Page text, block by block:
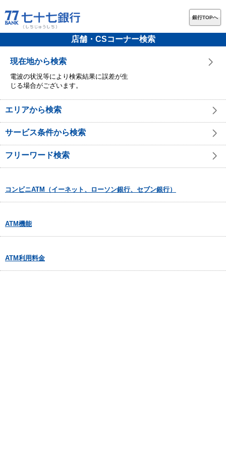
銀行TOPへ
店舗・CSコーナー検索
現在地から検索
電波の状況等により検索結果に誤差が生
じる場合がございます。
エリアから検索
サービス条件から検索
フリーワード検索
コンビニATM（イーネット、ローソン銀行、セブン銀行）
ATM機能
ATM利用料金